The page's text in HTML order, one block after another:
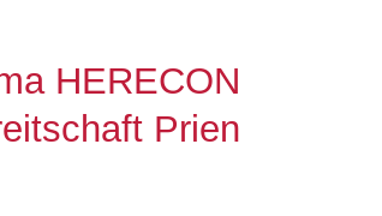
HERECON
Prien